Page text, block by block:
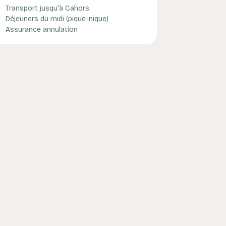
Transport jusqu'à Cahors
Déjeuners du midi (pique-nique)
Assurance annulation